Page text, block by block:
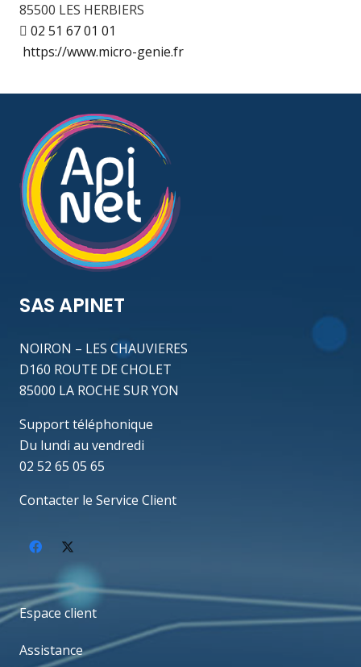
85500 LES HERBIERS
02 51 67 01 01
https://www.micro-genie.fr
SAS APINET
NOIRON – LES CHAUVIERES
D160 ROUTE DE CHOLET
85000 LA ROCHE SUR YON
Support téléphonique
Du lundi au vendredi
02 52 65 05 65
Contacter le Service Client
Espace client
Assistance